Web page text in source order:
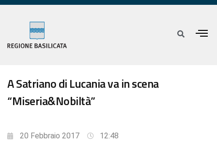
A Satriano di Lucania va in scena
“Miseria&Nobiltà”
20 Febbraio 2017 12:48